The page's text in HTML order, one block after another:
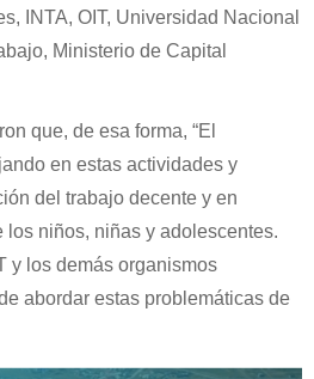
INTA, OIT, Universidad Nacional
Ministerio de Capital
que, de esa forma, “El
en estas actividades y
del trabajo decente y en
niños, niñas y adolescentes.
y los demás organismos
abordar estas problemáticas de